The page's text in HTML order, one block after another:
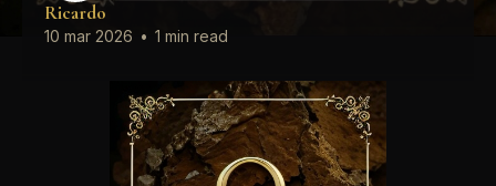
Ricardo
10 mar 2026 • 1 min read